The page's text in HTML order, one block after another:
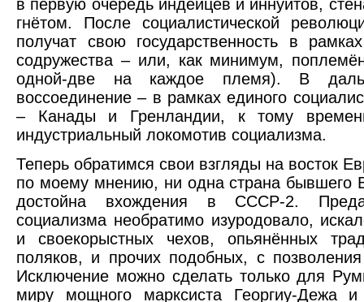
в первую очередь индейцев и иннуитов,
гнётом. После социалистической
получат свою государственность в рамках
содружества – или, как минимум,
одной-две на каждое племя). В
воссоединение – в рамках единого
– Канады и Гренландии, к тому
индустриальный локомотив социализма.
Теперь обратимся свои взгляды на восток
по моему мнению, ни одна страна бывшего
достойна вхождения в СССР-2.
социализма необратимо изуродовало,
и своекорыстных чехов, опьянённых
поляков, и прочих подобных, с
Исключение можно сделать только для
миру мощного марксиста Георгиу-Дежа и